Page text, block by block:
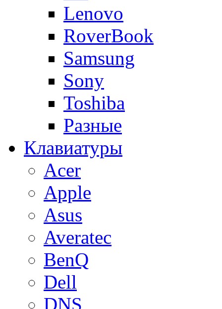
Lenovo
RoverBook
Samsung
Sony
Toshiba
Разные
Клавиатуры
Acer
Apple
Asus
Averatec
BenQ
Dell
DNS